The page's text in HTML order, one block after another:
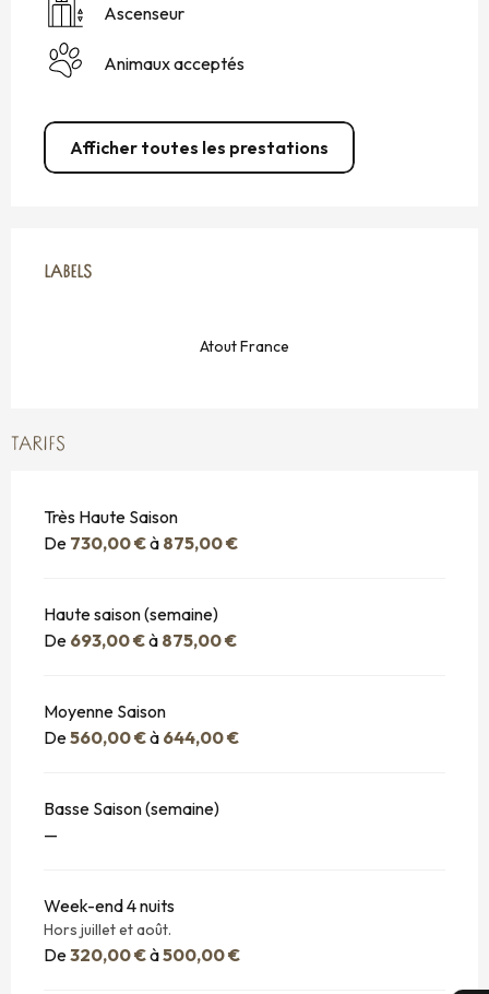
Ascenseur
Animaux acceptés
Afficher toutes les prestations
LABELS
LABELS
Atout France
TARIFS
Très Haute Saison
De 730,00 €à 875,00 €
Haute saison (semaine)
De 693,00 €à 875,00 €
Moyenne Saison
De560,00 €à 644,00 €
Basse Saison (semaine)
—
Week-end 4 nuits
Hors juillet et août.
De320,00 €à500,00 €